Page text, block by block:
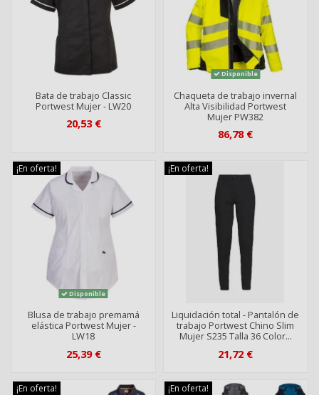
Bata de trabajo Classic
Portwest Mujer - LW20
20,53 €
Disponible
Chaqueta de trabajo invernal
Alta Visibilidad Portwest
Mujer PW382
86,78 €
¡En oferta!
Disponible
Blusa de trabajo premamá
elástica Portwest Mujer -
LW18
25,39 €
¡En oferta!
Liquidación total - Pantalón de
trabajo Portwest Chino Slim
Mujer S235 Talla 36 Color...
21,72 €
¡En oferta! ¡En oferta!